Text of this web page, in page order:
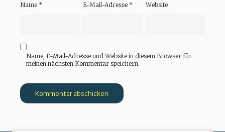
Name * E-Mail-Adresse * Website
Name, E-Mail-Adresse und Website in diesem Browser für
meinen nächsten Kommentar speichern.